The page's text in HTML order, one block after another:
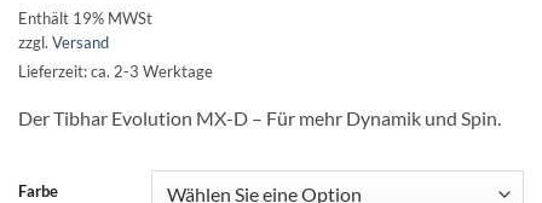
war:
€58,90€49,90.
Enthält 19% MWSt
zzgl. Versand
Lieferzeit: ca. 2-3 Werktage
Der Tibhar Evolution MX-D – Für mehr Dynamik und Spin.
Farbe